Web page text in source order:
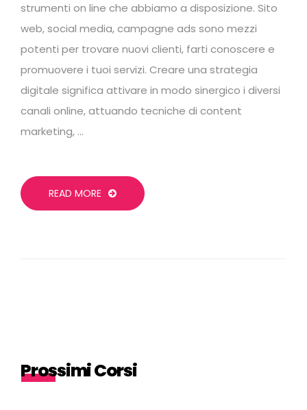
strumenti on line che abbiamo a disposizione. Sito
web, social media, campagne ads sono mezzi
potenti per trovare nuovi clienti, farti conoscere e
promuovere i tuoi servizi. Creare una strategia
digitale significa attivare in modo sinergico i diversi
canali online, attuando tecniche di content
marketing, …
READ MORE
Prossimi Corsi